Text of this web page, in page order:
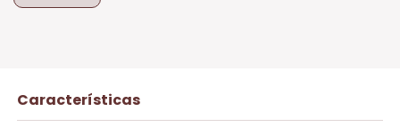
Características